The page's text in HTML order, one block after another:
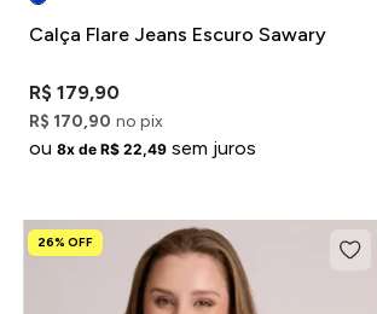
Calça Flare Jeans Escuro Sawary
R$ 179,90
R$ 170,90 no pix
ou8x de R$ 22,49 sem juros
26% OFF